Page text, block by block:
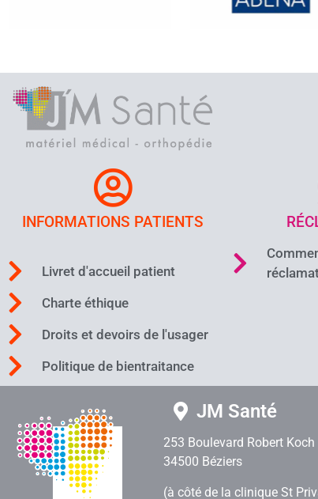
INFORMATIONS PATIENTS
Livret d'accueil patient
Charte éthique
Droits et devoirs de l'usager
Politique de bientraitance
JM Santé
253 Boulevard Robert Koch
34500 Béziers
(à côté de la clinique St